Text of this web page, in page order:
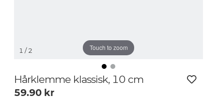
Touch to zoom
1 / 2
Hårklemme klassisk, 10 cm
59.90 kr